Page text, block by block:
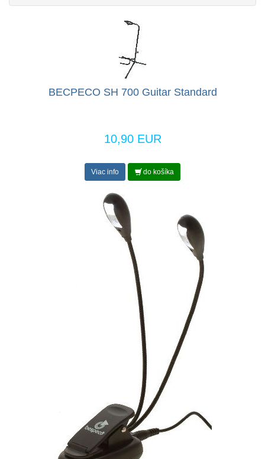
BECPECO SH 700 Guitar Standard
10,90 EUR
Viac info do košíka